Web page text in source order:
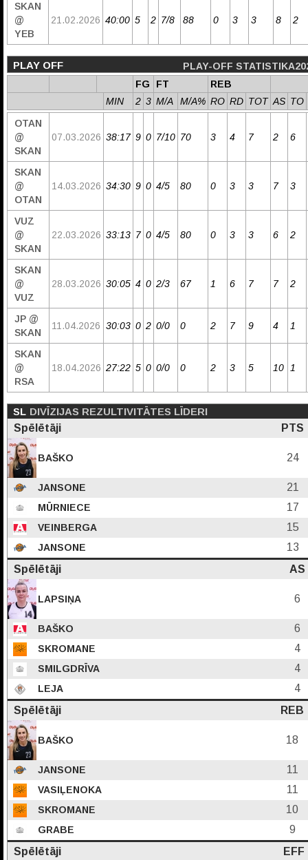
SKAN
@
YEB
21.02.2026 40:00 5 2 7/8 88 0 3 3 8 2
PLAY OFF
PLAY-OFF
FG
FT
REB
MIN
2 3 M/A M/A% RO RD TOT AS TO
OTAN
@
SKAN
07.03.2026 38:17 9 0 7/10 70 3 4 7 2 6
SKAN
@
OTAN
14.03.2026 34:30 9 0 4/5 80 0 3 3 7 3
VUZ
@
SKAN
22.03.2026 33:13 7 0 4/5 80 0 3 3 6 2
SKAN
@
VUZ
28.03.2026 30:05 4 0 2/3 67 1 6 7 7 2
JP @
SKAN
11.04.2026 30:03 0 2 0/0 0 2 7 9 4 1
SKAN
@
RSA
18.04.2026 27:22 5 0 0/0 0 2 3 5 10 1
SL DIVĪZIJAS REZULTIVITĀTES LĪDERI
Spēlētāji
PTS
BAŠKO 24
JANSONE 21
MŪRNIECE 17
VEINBERGA 15
JANSONE
13
Spēlētāji
AS
LAPSIŅA 6
BAŠKO 6
SKROMANE 4
SMILGDRĪVA 4
LEJA
4
Spēlētāji
REB
BAŠKO 18
JANSONE 11
VASIĻENOKA 11
SKROMANE 10
GRABE
9
Spēlētāji
EFF